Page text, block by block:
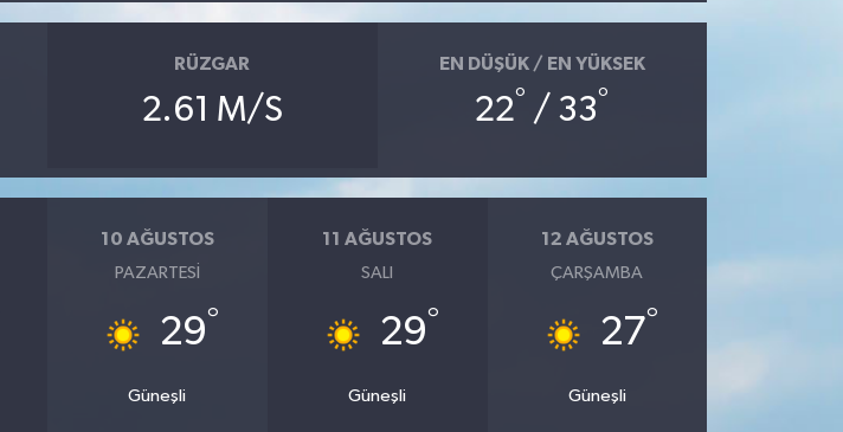
RÜZGAR
2.61 M/S
EN DÜŞÜK / EN YÜKSEK
22° / 33°
10 AĞUSTOS
PAZARTESI
29°
Güneşli
11 AĞUSTOS
SALI
29°
Güneşli
12 AĞUSTOS
ÇARŞAMBA
27°
Güneşli